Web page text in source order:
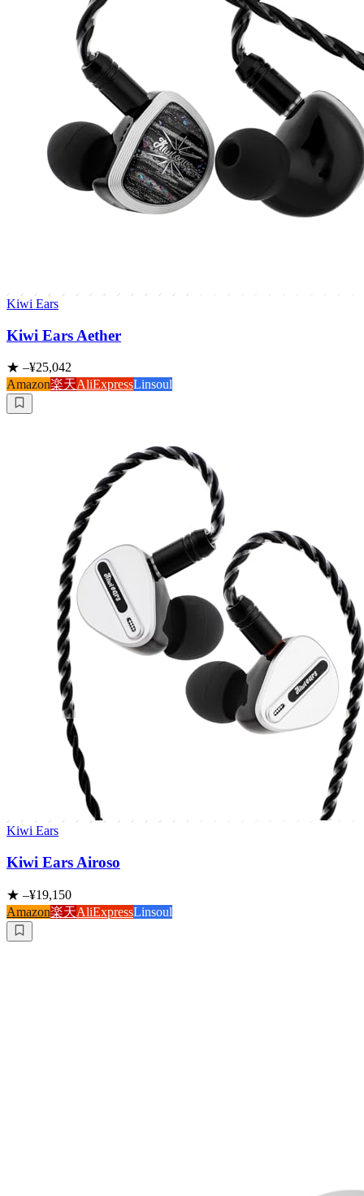
Kiwi Ears
Kiwi Ears Aether
★ –¥25,042
Amazon楽天AliExpressLinsoul
Kiwi Ears
Kiwi Ears Airoso
★ –¥19,150
Amazon楽天AliExpressLinsoul